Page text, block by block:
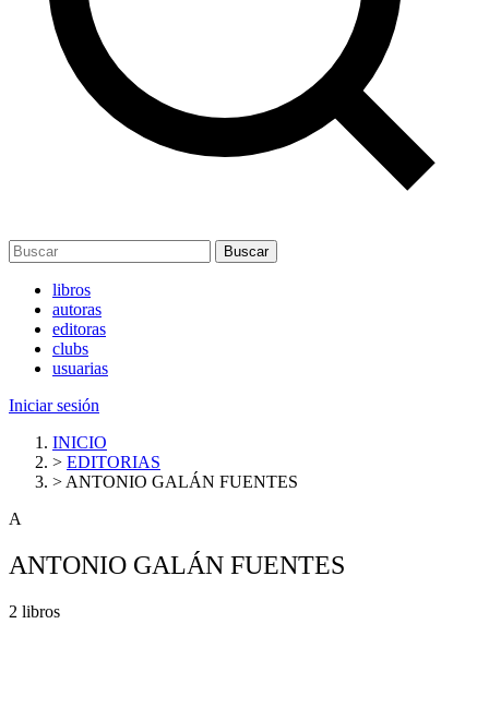
Buscar
libros
autoras
editoras
clubs
usuarias
Iniciar sesión
INICIO
> EDITORIAS
> ANTONIO GALÁN FUENTES
A
ANTONIO GALÁN FUENTES
2 libros